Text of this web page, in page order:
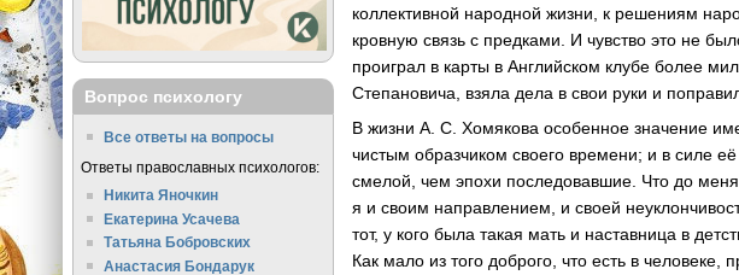
коллективной народной жизни, к решениям
кровную связь с предками. И чувство это не
проиграл в карты в Английском клубе более
Степановича, взяла дела в свои руки и
В жизни А. С. Хомякова особенное значение
чистым образчиком своего времени; и в силе
смелой, чем эпохи последовавшие. Что до меня
я и своим направлением, и своей
тот, у кого была такая мать и наставница в
Как мало из того доброго, что есть в
Вопрос психологу
Все ответы на вопросы
Ответы православных психологов:
Никита Яночкин
Екатерина Усачева
Татьяна Бобровских
Анастасия Бондарук